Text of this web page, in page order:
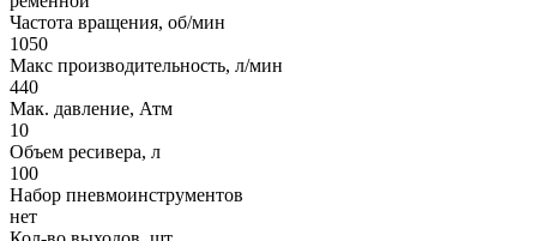
Частота вращения, об/мин
1050
Макс производительность, л/мин
440
Мак. давление, Атм
10
Объем ресивера, л
100
Набор пневмоинструментов
нет